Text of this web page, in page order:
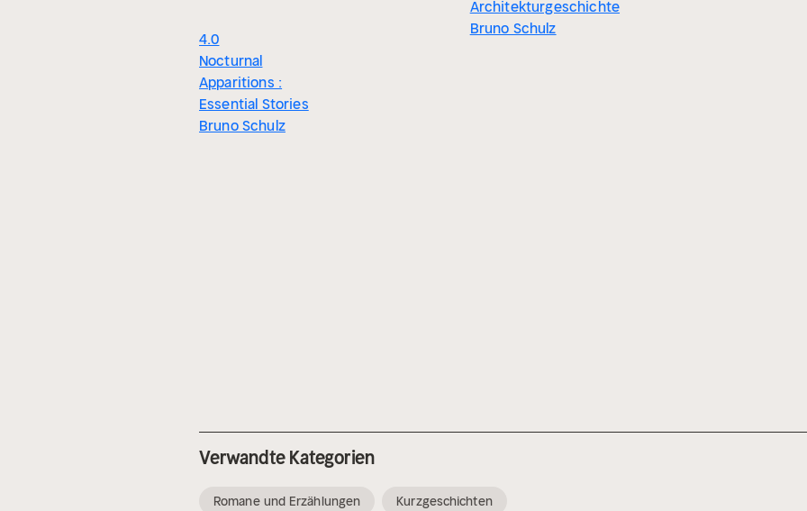
4.0
Nocturnal
Apparitions :
Essential Stories
Bruno Schulz
Architekturgeschichte
Bruno Schulz
Verwandte Kategorien
Romane und Erzählungen Kurzgeschichten